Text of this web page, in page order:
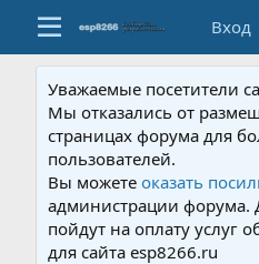
Вход
Уважаемые посетители
Мы отказались от
страницах форума для
пользователей.
Вы можетеоказать
администрации форума.
пойдут на оплату услуг
для сайта esp8266.ru